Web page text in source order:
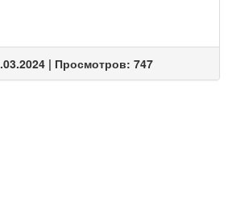
| Просмотров: 747